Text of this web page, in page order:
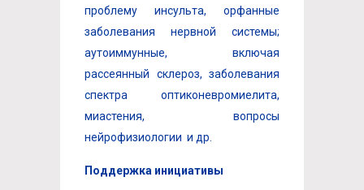
проблему инсульта, орфанные
заболевания нервной системы;
аутоиммунные, включая
рассеянный склероз, заболевания
спектра оптиконевромиелита,
миастения, вопросы
нейрофизиологии и др.
Поддержка инициативы